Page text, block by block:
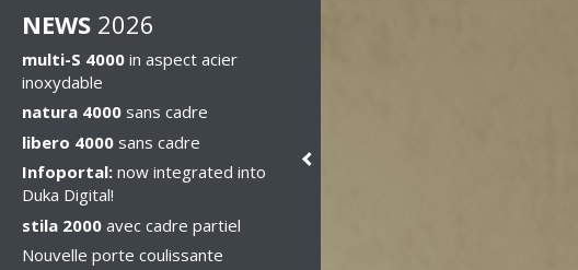
NEWS 2026
multi-S 4000 in aspect acier
inoxydable
natura 4000 sans cadre
libero 4000 sans cadre
Infoportal: now integrated into
Duka Digital!
stila 2000 avec cadre partiel
Nouvelle porte coulissante